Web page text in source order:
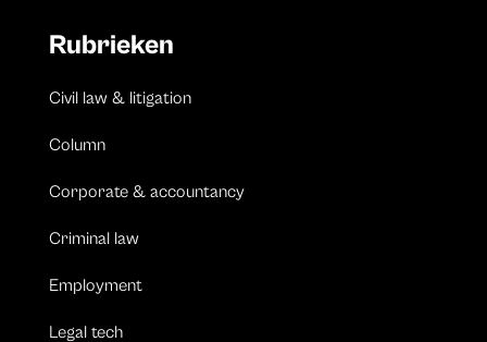
Rubrieken
Civil law & litigation
Column
Corporate & accountancy
Criminal law
Employment
Legal tech